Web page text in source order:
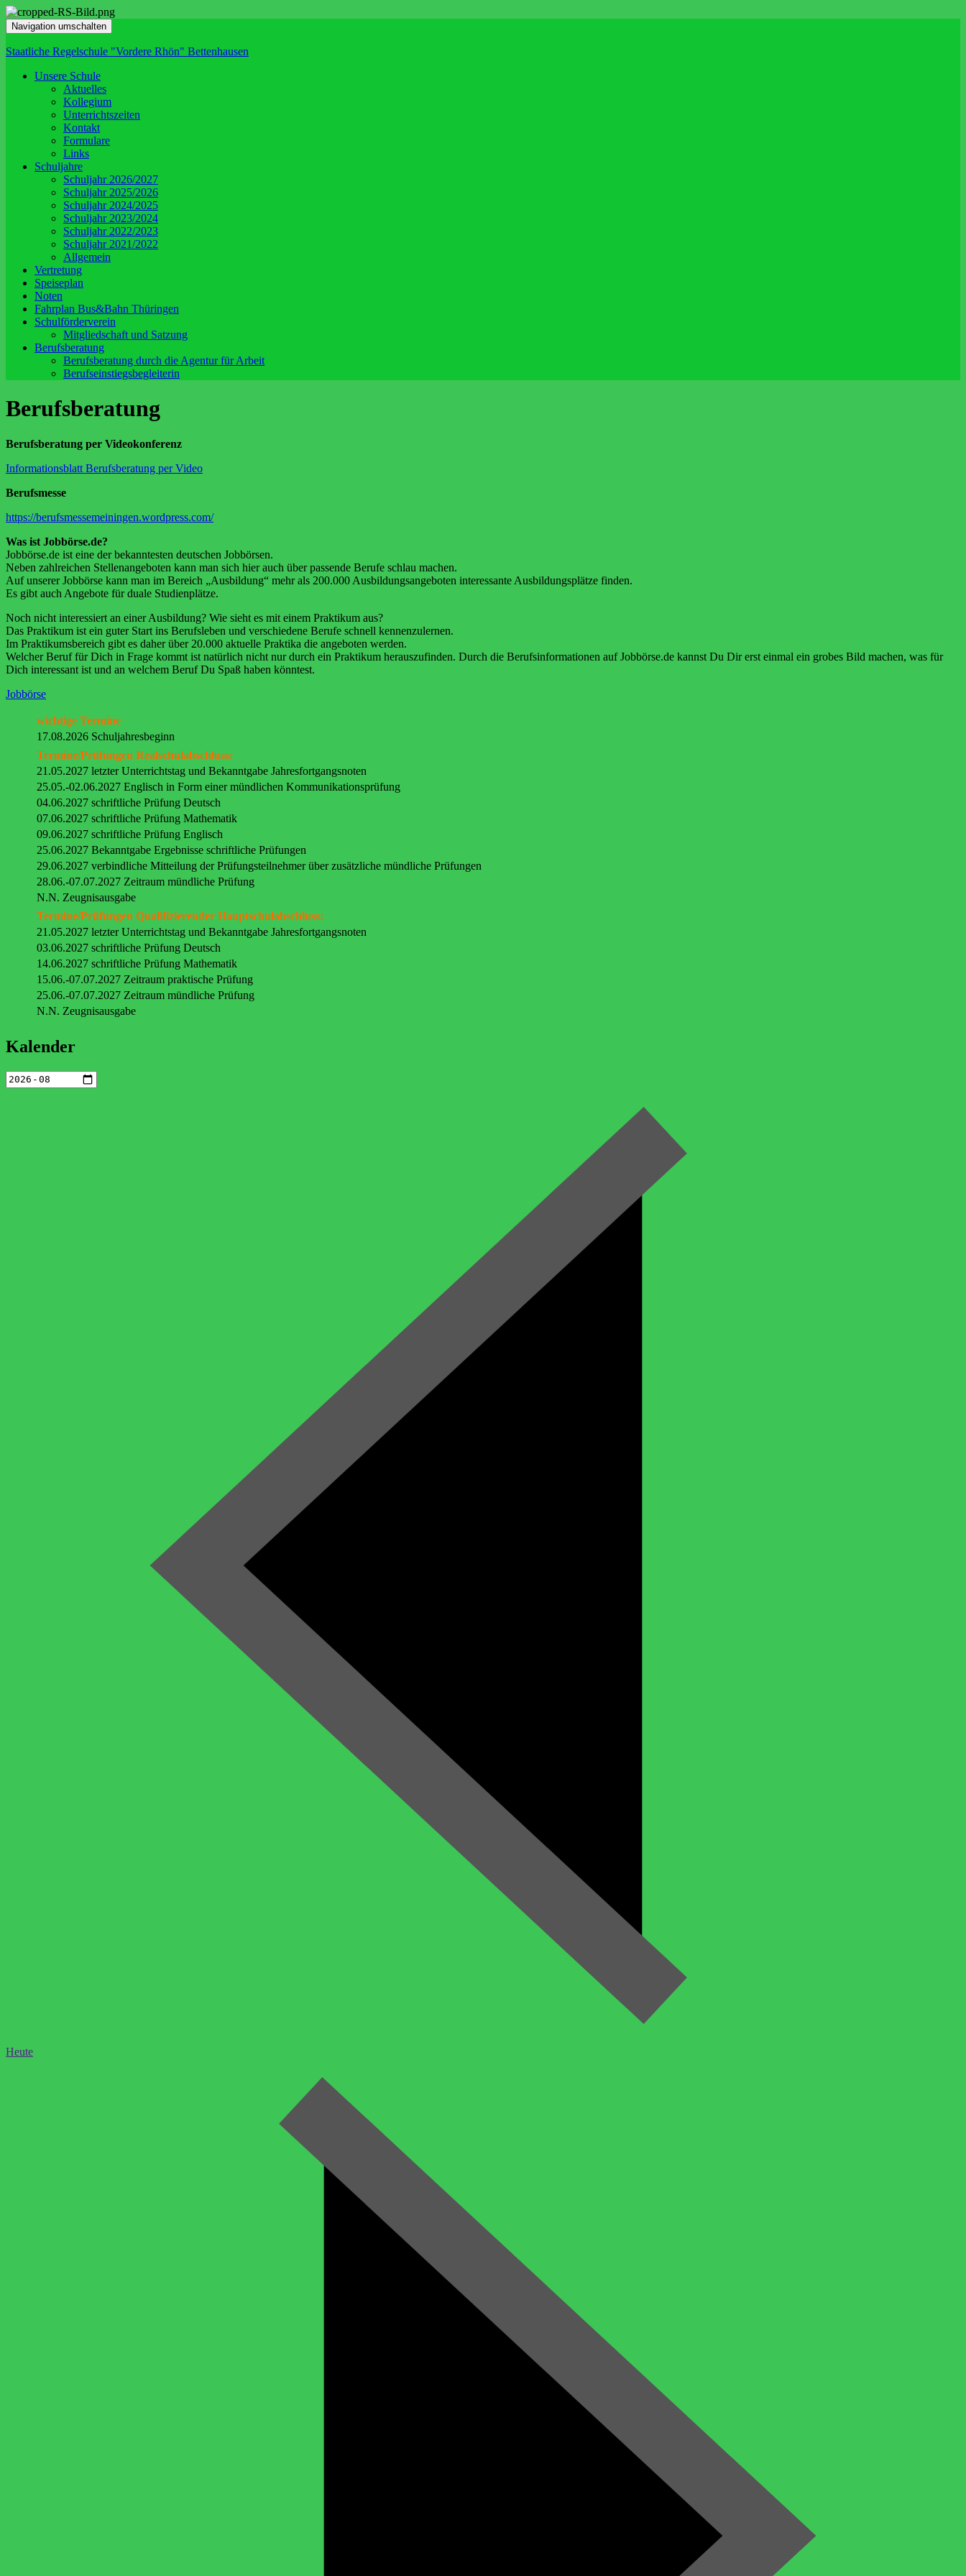
Navigation umschalten
Staatliche Regelschule "Vordere Rhön" Bettenhausen
Unsere Schule
Aktuelles
Kollegium
Unterrichtszeiten
Kontakt
Formulare
Links
Schuljahre
Schuljahr 2026/2027
Schuljahr 2025/2026
Schuljahr 2024/2025
Schuljahr 2023/2024
Schuljahr 2022/2023
Schuljahr 2021/2022
Allgemein
Vertretung
Speiseplan
Noten
Fahrplan Bus&Bahn Thüringen
Schulförderverein
Mitgliedschaft und Satzung
Berufsberatung
Berufsberatung durch die Agentur für Arbeit
Berufseinstiegsbegleiterin
Berufsberatung
Berufsberatung per Videokonferenz
Informationsblatt Berufsberatung per Video
Berufsmesse
https://berufsmessemeiningen.wordpress.com/
Was ist Jobbörse.de?
Jobbörse.de ist eine der bekanntesten deutschen Jobbörsen.
Neben zahlreichen Stellenangeboten kann man sich hier auch über passende Berufe schlau machen.
Auf unserer Jobbörse kann man im Bereich „Ausbildung“ mehr als 200.000 Ausbildungsangeboten interessante Ausbildungsplätze finden.
Es gibt auch Angebote für duale Studienplätze.
Noch nicht interessiert an einer Ausbildung? Wie sieht es mit einem Praktikum aus?
Das Praktikum ist ein guter Start ins Berufsleben und verschiedene Berufe schnell kennenzulernen.
Im Praktikumsbereich gibt es daher über 20.000 aktuelle Praktika die angeboten werden.
Welcher Beruf für Dich in Frage kommt ist natürlich nicht nur durch ein Praktikum herauszufinden. Durch die Berufsinformationen auf Jobbörse.de kannst Du Dir erst einmal ein grobes Bild machen, was für
Dich interessant ist und an welchem Beruf Du Spaß haben könntest.
Jobbörse
wichtige Termine
17.08.2026 Schuljahresbeginn
Termine/Prüfungen Realschulabschluss:
21.05.2027 letzter Unterrichtstag und Bekanntgabe Jahresfortgangsnoten
25.05.-02.06.2027 Englisch in Form einer mündlichen Kommunikationsprüfung
04.06.2027 schriftliche Prüfung Deutsch
07.06.2027 schriftliche Prüfung Mathematik
09.06.2027 schriftliche Prüfung Englisch
25.06.2027 Bekanntgabe Ergebnisse schriftliche Prüfungen
29.06.2027 verbindliche Mitteilung der Prüfungsteilnehmer über zusätzliche mündliche Prüfungen
28.06.-07.07.2027 Zeitraum mündliche Prüfung
N.N. Zeugnisausgabe
Termine/Prüfungen Qualifizierender Hauptschulabschluss:
21.05.2027 letzter Unterrichtstag und Bekanntgabe Jahresfortgangsnoten
03.06.2027 schriftliche Prüfung Deutsch
14.06.2027 schriftliche Prüfung Mathematik
15.06.-07.07.2027 Zeitraum praktische Prüfung
25.06.-07.07.2027 Zeitraum mündliche Prüfung
N.N. Zeugnisausgabe
Kalender
Heute